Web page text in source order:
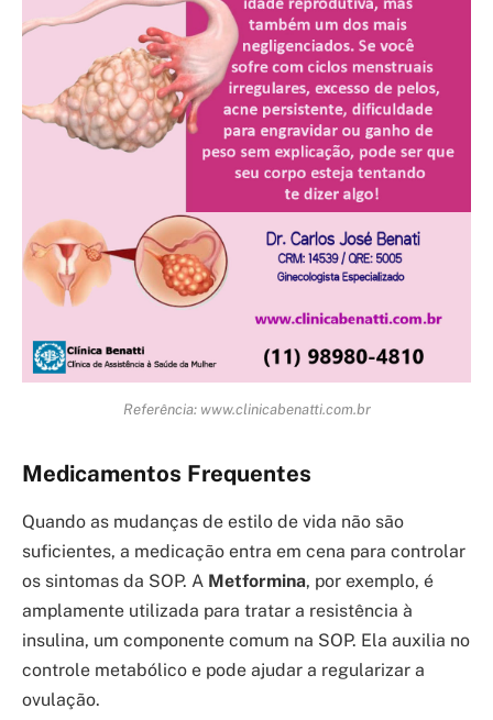
Referência: www.clinicabenatti.com.br
Medicamentos Frequentes
Quando as mudanças de estilo de vida não são
suficientes, a medicação entra em cena para controlar
os sintomas da SOP. A Metformina, por exemplo, é
amplamente utilizada para tratar a resistência à
insulina, um componente comum na SOP. Ela auxilia no
controle metabólico e pode ajudar a regularizar a
ovulação.